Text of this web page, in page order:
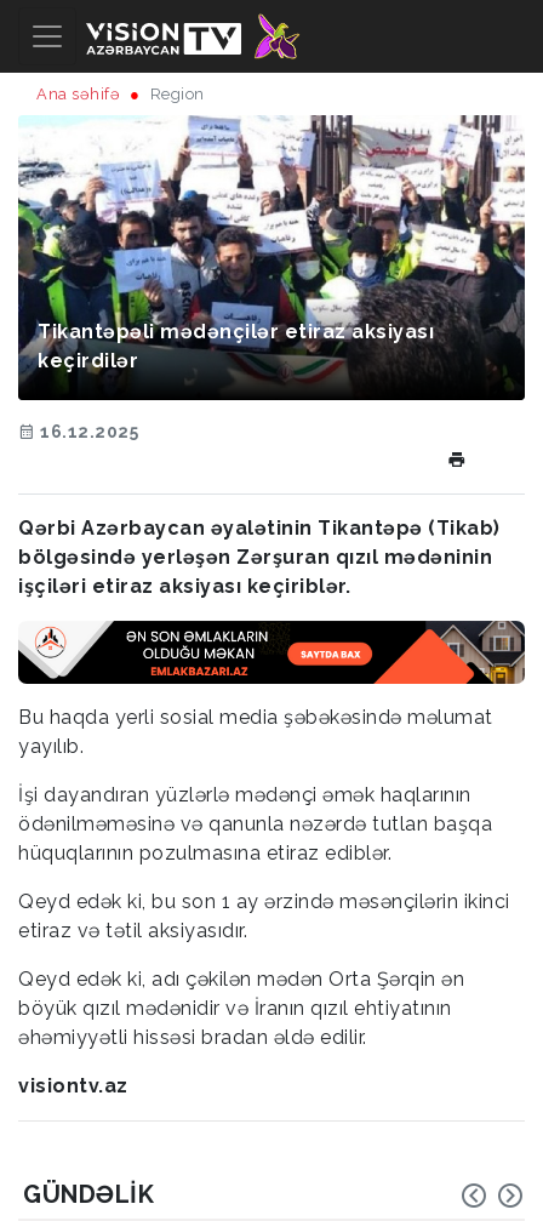
Ana səhifə Region
Tikantəpəli mədənçilər etiraz aksiyası
keçirdilər
16.12.2025
Qərbi Azərbaycan əyalətinin Tikantəpə (Tikab)
bölgəsində yerləşən Zərşuran qızıl mədəninin
işçiləri etiraz aksiyası keçiriblər.
Bu haqda yerli sosial media şəbəkəsində məlumat
yayılıb.
İşi dayandıran yüzlərlə mədənçi əmək haqlarının
ödənilməməsinə və qanunla nəzərdə tutlan başqa
hüquqlarının pozulmasına etiraz ediblər.
Qeyd edək ki, bu son 1 ay ərzində məsənçilərin ikinci
etiraz və tətil aksiyasıdır.
Qeyd edək ki, adı çəkilən mədən Orta Şərqin ən
böyük qızıl mədənidir və İranın qızıl ehtiyatının
əhəmiyyətli hissəsi bradan əldə edilir.
visiontv.az
GÜNDƏLIK